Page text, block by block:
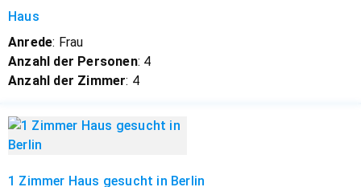
Haus
Anrede: Frau
Anzahl der Personen: 4
Anzahl der Zimmer: 4
1 Zimmer Haus gesucht in Berlin